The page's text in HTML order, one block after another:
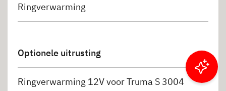
Ringverwarming
Optionele uitrusting
Ringverwarming 12V voor Truma S 3004